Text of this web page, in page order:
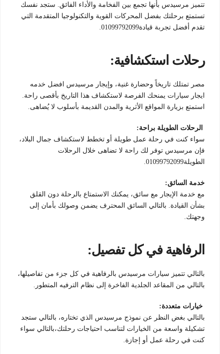
تتميز مرسيدس بأنها تجمع بين الفخامة والأداء الفائق. ستجد نفسك
تستمتع برحلتك بفضل المحركات القوية والتكنولوجيا المتقدمة التي
تقدم أفضل تجربة قيادة01099792099.
رحلات استكشافية:
مصر تمتلك تاريخاً وحضارة غنية، وإيجار مرسيدس افضل خدمه
ايجار سيارات يمنحك الفرصة لاستكشاف هذا التاريخ بأقصى راحة.
استمتع بزيارة المواقع الأثرية والمدن القديمة بأسلوب لا يُضاهى.
الرحلات الطويلة براحة:
سواء كنت في رحلة عمل طويلة أو تخطط لاستكشاف جمال البلاد،
فإن مرسيدس توفر لك راحة لا تضاهى خلال الرحلات
الطويلة01099792099.
خدمة السائق:
مع خدمة الإيجار مع سائق، يمكنك الاستمتاع بالرحلة دون القلق
بشأن القيادة. بالتالي السائق المحترف يضمن وصولك بأمان إلى
وجهتك.
الرفاهية في كل تفصيل:
بالتالي تتميز سيارات مرسيدس بالرفاهية في كل جزء من تفاصيلها،
بالتالي من المقاعد الجلدية الفاخرة إلى نظام الترفيه المتطور.
خيارات متعددة:
بالتالي بغض النظر عن نموذج مرسيدس الذي تختاره، بالتالي ستجد
تشكيلة واسعة من الخيارات لتناسب احتياجات رحلتك،بالتالي سواء
كنت في رحلة عمل أو إجازة.